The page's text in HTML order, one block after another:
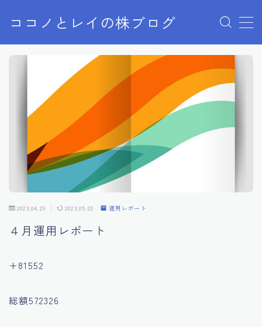
ココノとレイの株ブログ
MENU
お問い合わせ
サンプルページ
デモプリセット記事 Part07
プライバシーポリシー
プライバシーポリシー
利用規約／特定商取引法に基づく表記
有料記事の決済完了ページ
株ブログ
特定商取引法に基づく表記
2023.04.29 2023.05.02 運用レポート
４月運用レポート
+81552
総額572326